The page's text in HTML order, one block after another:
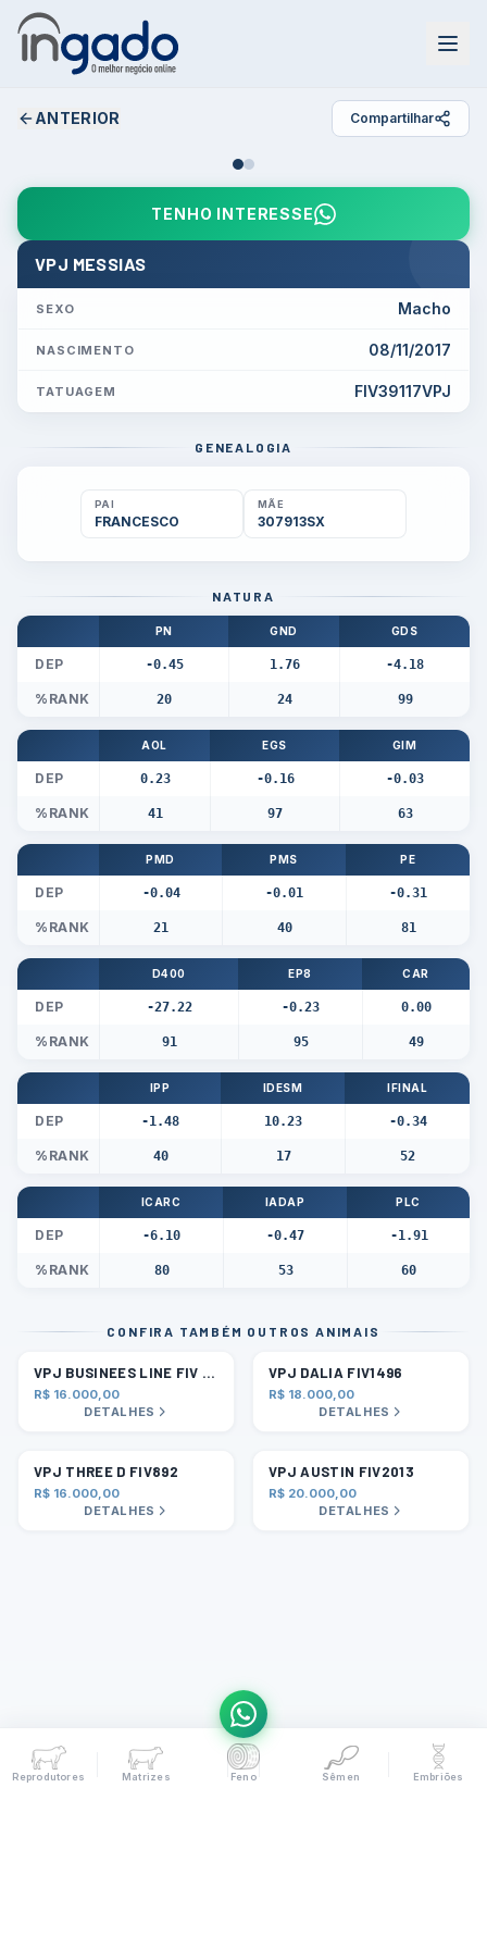
ANTERIOR Compartilhar
TENHO INTERESSE
VPJ MESSIAS
SEXO Macho
NASCIMENTO 08/11/2017
TATUAGEM FIV39117VPJ
GENEALOGIA
PAI
FRANCESCO
MÃE
307913SX
NATURA
PN GND GDS
DEP -0.45 1.76 -4.18
%RANK 20 24 99
AOL EGS GIM
DEP 0.23 -0.16 -0.03
%RANK 41 97 63
PMD PMS PE
DEP -0.04 -0.01 -0.31
%RANK 21 40 81
D400 EP8 CAR
DEP -27.22 -0.23 0.00
%RANK 91 95 49
IPP IDESM IFINAL
DEP -1.48 10.23 -0.34
%RANK 40 17 52
ICARC IADAP PLC
DEP -6.10 -0.47 -1.91
%RANK 80 53 60
CONFIRA TAMBÉM OUTROS ANIMAIS
VPJ BUSINEES LINE FIV 701
R$ 16.000,00
DETALHES
VPJ DALIA FIV1496
R$ 18.000,00
DETALHES
VPJ THREE D FIV892
R$ 16.000,00
DETALHES
VPJ AUSTIN FIV2013
R$ 20.000,00
DETALHES
Reprodutores Matrizes Feno Sêmen Embriões